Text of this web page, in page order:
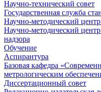
Научно-технический совет
Государственная служба
Научно-методический
Научно-методический
надзора
Обучение
Аспирантура
Базовая кафедра
метрологическим
Диссертационный совет